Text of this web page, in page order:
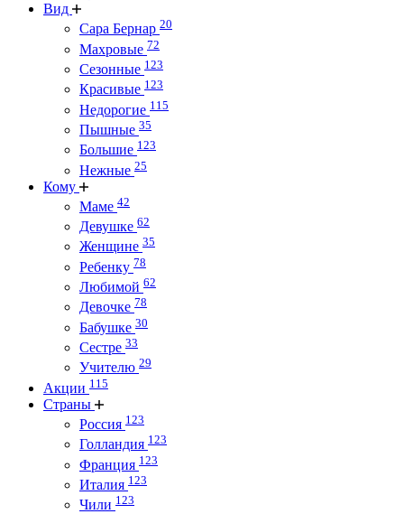
Вид
Сара Бернар 20
Махровые 72
Сезонные 123
Красивые 123
Недорогие 115
Пышные 35
Большие 123
Нежные 25
Кому
Маме 42
Девушке 62
Женщине 35
Ребенку 78
Любимой 62
Девочке 78
Бабушке 30
Сестре 33
Учителю 29
Акции 115
Страны
Россия 123
Голландия 123
Франция 123
Италия 123
Чили 123